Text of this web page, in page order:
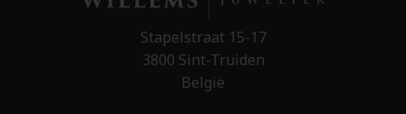
Stapelstraat 15-17
3800 Sint-Truiden
België